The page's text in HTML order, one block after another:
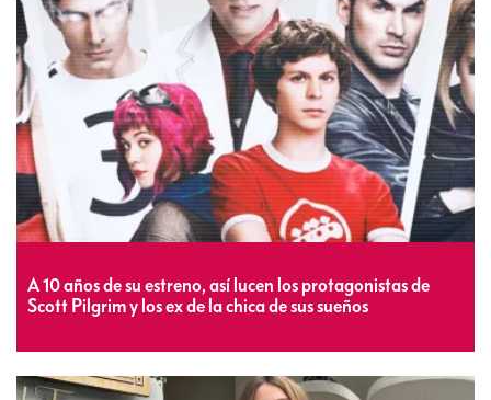
A 10 años de su estreno, así lucen los protagonistas de
Scott Pilgrim y los ex de la chica de sus sueños